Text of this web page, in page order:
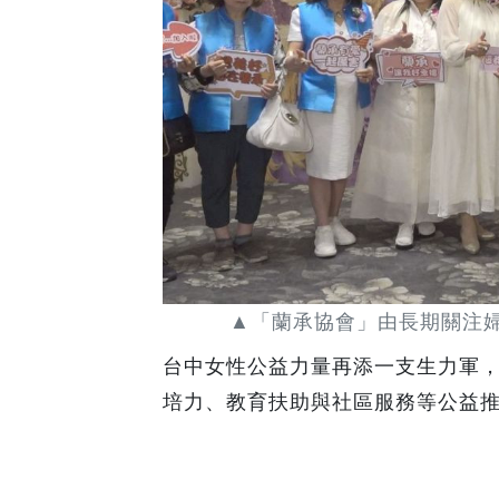
▲「蘭承協會」由長期關注
台中女性公益力量再添一支生力軍
培力、教育扶助與社區服務等公益